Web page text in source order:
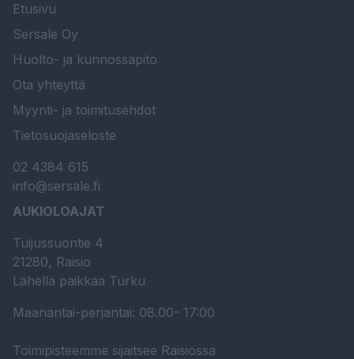
Etusivu
Sersale Oy
Huolto- ja kunnossapito
Ota yhteyttä
Myynti- ja toimitusehdot
Tietosuojaseloste
02 4384 615
info@sersale.fi
AUKIOLOAJAT
Tuijussuontie 4
21280, Raisio
Lähellä paikkaa Turku
Maanantai-perjantai: 08.00- 17:00
Toimipisteemme sijaitsee Raisiossa